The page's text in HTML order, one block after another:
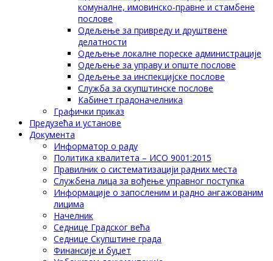
комуналне, имовинско-правне и стамбене
послове
Одељење за привреду и друштвене
делатности
Одељење локалне пореске администрације
Одељење за управу и опште послове
Одељење за инспекцијске послове
Служба за скупштинске послове
Кабинет градоначелника
Графички приказ
Предузећа и установе
Документа
Информатор о раду
Политика квалитета – ИСО 9001:2015
Правилник о систематизацији радних места
Службена лица за вођење управног поступка
Информације о запосленим и радно ангажованим
лицима
Начелник
Седнице Градског већа
Седнице Скупштине града
Финансије и буџет